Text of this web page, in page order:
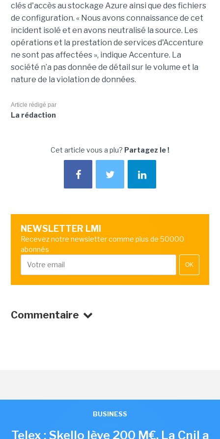
clés d'accès au stockage Azure ainsi que des fichiers
de configuration. « Nous avons connaissance de cet
incident isolé et en avons neutralisé la source. Les
opérations et la prestation de services d'Accenture
ne sont pas affectées », indique Accenture. La
société n’a pas donnée de détail sur le volume et la
nature de la violation de données.
Article rédigé par
La rédaction
Cet article vous a plu? Partagez le !
NEWSLETTER LMI
Recevez notre newsletter comme plus de 50000
abonnés
OK
Commentaire
BUSINESS
Telex : Skello lève 200 M€, La Cnil a